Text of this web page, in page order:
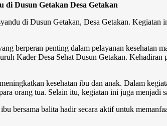
di Dusun Getakan Desa Getakan
di Dusun Getakan, Desa Getakan.
berperan penting dalam pelayanan kesehatan
Kader Desa Sehat Dusun Getakan.
kesehatan ibu dan anak. Dalam
orang tua. Selain itu, kegiatan ini juga menjadi
bersama balita hadir secara aktif untuk